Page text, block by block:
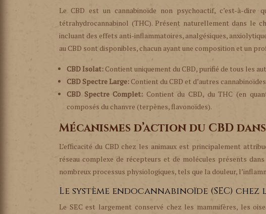
Le CBD est un cannabinoïde non psychoactif, c’est-à-dire
tétrahydrocannabinol (THC). Présent naturellement dans le
incluant des effets anti-inflammatoires, analgésiques,
au CBD sont disponibles, chacun ayant une composition et un
CBD Isolat:Contient uniquement du CBD, purifié de tous les
CBD Spectre Large: Contient du CBD et d’autres
CBD Spectre Complet: Contient du CBD, du THC (en
composés du chanvre (terpènes, flavonoïdes).
Mécanismes d’action du CBD
L’efficacité du CBD chez les animaux est principalement
réseau complexe de récepteurs et de molécules présents
nombreux processus physiologiques, tels que la douleur,
Le système endocannabinoïde (SEC) chez
Le SEC est largement conservé chez les mammifères, les